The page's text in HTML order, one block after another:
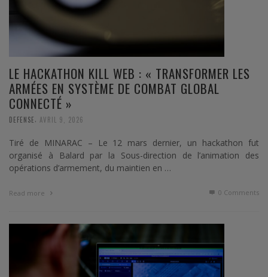
LE HACKATHON KILL WEB : « TRANSFORMER LES
ARMÉES EN SYSTÈME DE COMBAT GLOBAL
CONNECTÉ »
DEFENSE AVRIL 9, 2026
Tiré de MINARAC – Le 12 mars dernier, un hackathon fut
organisé à Balard par la Sous-direction de l’animation des
opérations d’armement, du maintien en …
Read more 0 Comments